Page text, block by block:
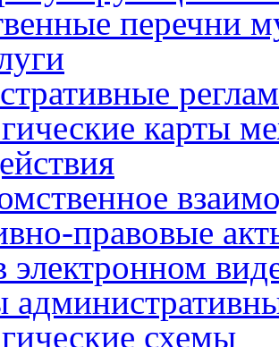
перечни
карты
правовые
электронном
схемы